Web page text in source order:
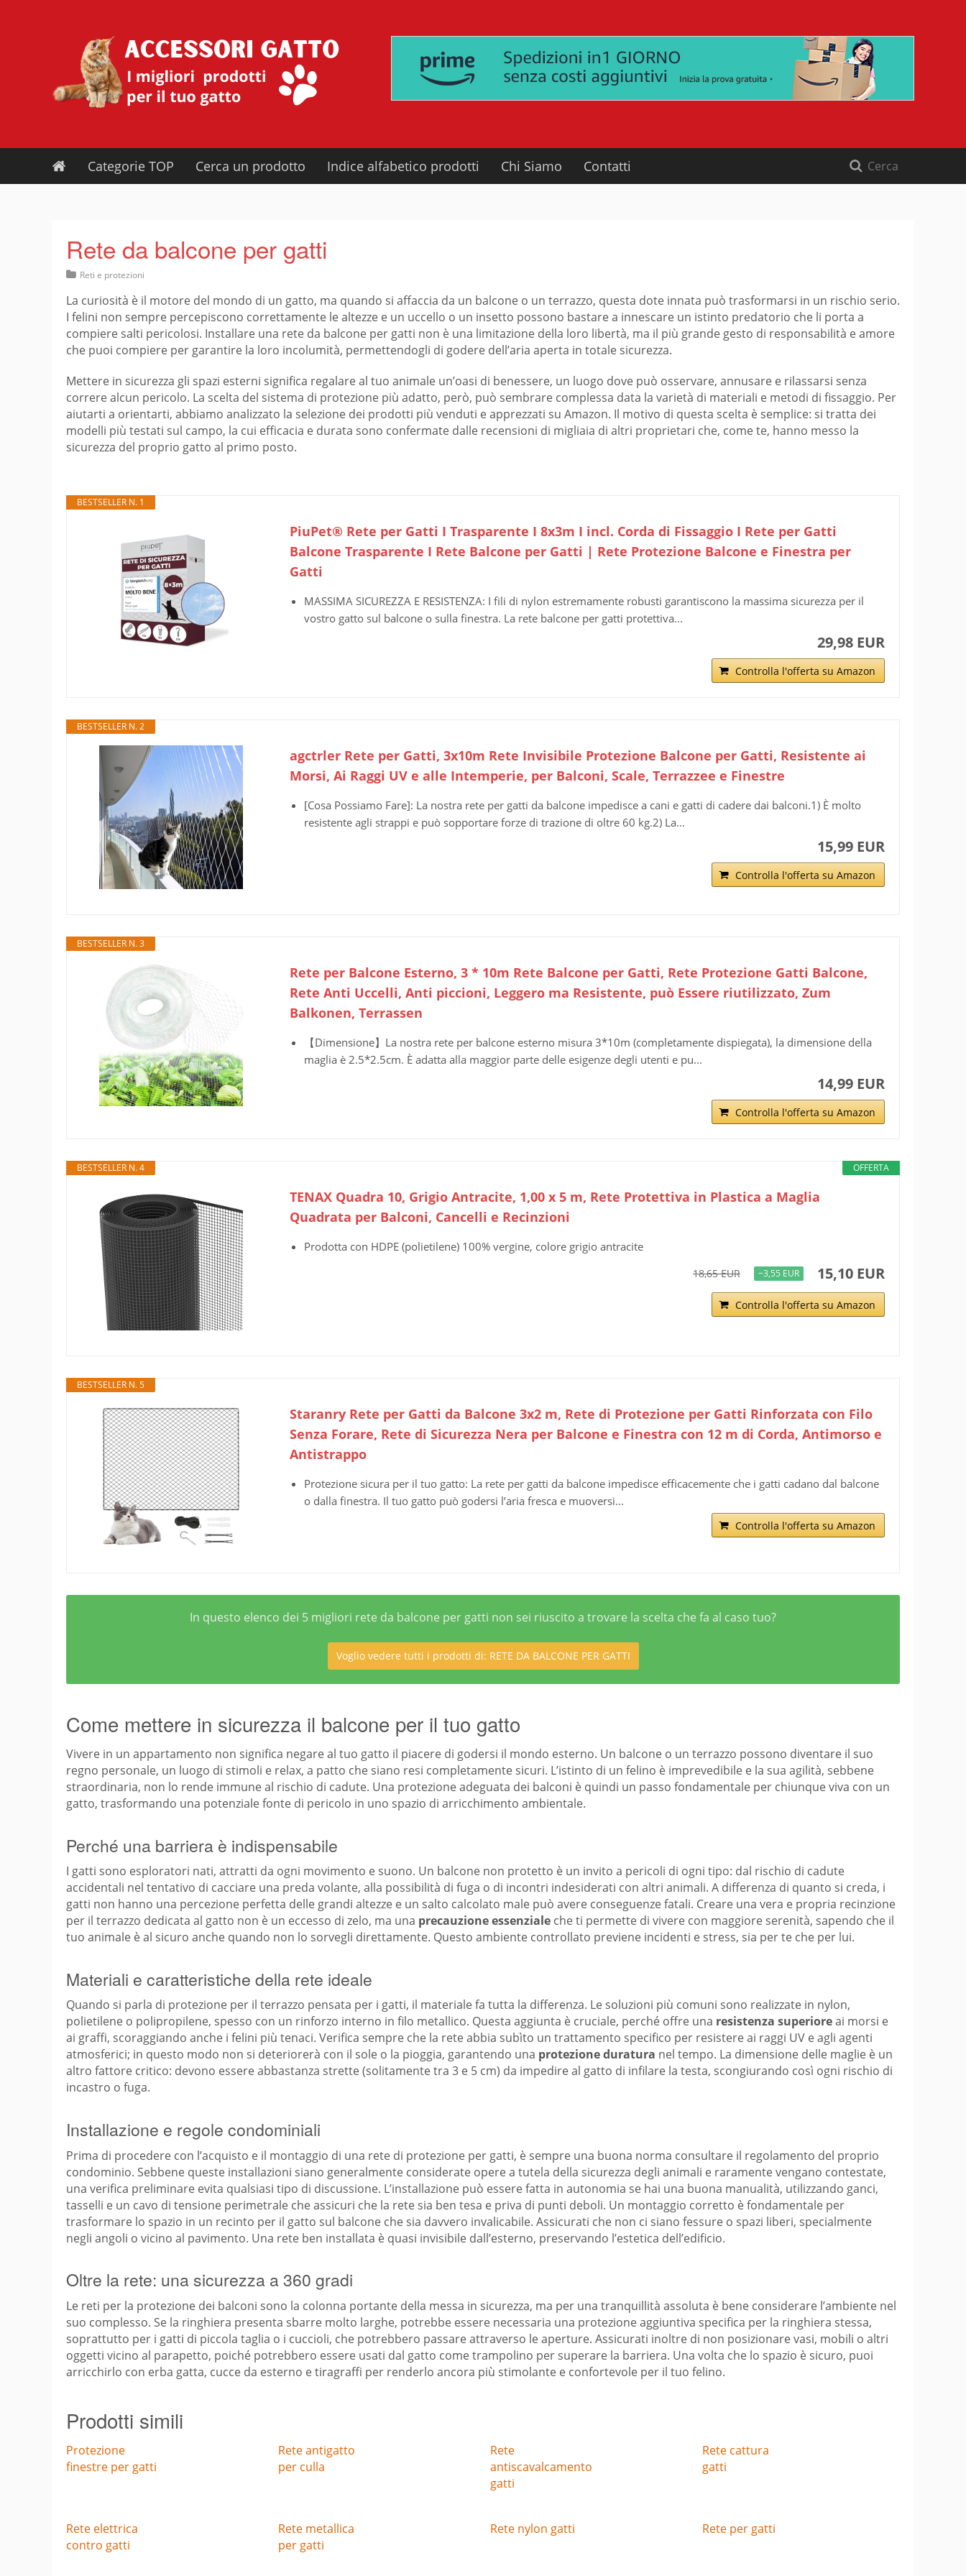
Categorie TOP Cerca un prodotto Indice alfabetico prodotti Chi Siamo Contatti
Rete da balcone per gatti
Reti e protezioni
La curiosità è il motore del mondo di un gatto, ma quando si affaccia da un balcone o un terrazzo, questa dote innata può trasformarsi in un rischio serio.
I felini non sempre percepiscono correttamente le altezze e un uccello o un insetto possono bastare a innescare un istinto predatorio che li porta a
compiere salti pericolosi. Installare una rete da balcone per gatti non è una limitazione della loro libertà, ma il più grande gesto di responsabilità e amore
che puoi compiere per garantire la loro incolumità, permettendogli di godere dell’aria aperta in totale sicurezza.
Mettere in sicurezza gli spazi esterni significa regalare al tuo animale un’oasi di benessere, un luogo dove può osservare, annusare e rilassarsi senza
correre alcun pericolo. La scelta del sistema di protezione più adatto, però, può sembrare complessa data la varietà di materiali e metodi di fissaggio. Per
aiutarti a orientarti, abbiamo analizzato la selezione dei prodotti più venduti e apprezzati su Amazon. Il motivo di questa scelta è semplice: si tratta dei
modelli più testati sul campo, la cui efficacia e durata sono confermate dalle recensioni di migliaia di altri proprietari che, come te, hanno messo la
sicurezza del proprio gatto al primo posto.
BESTSELLER N. 1
PiuPet® Rete per Gatti I Trasparente I 8x3m I incl. Corda di Fissaggio I Rete per Gatti
Balcone Trasparente I Rete Balcone per Gatti | Rete Protezione Balcone e Finestra per
Gatti
MASSIMA SICUREZZA E RESISTENZA: I fili di nylon estremamente robusti garantiscono la massima sicurezza per il
vostro gatto sul balcone o sulla finestra. La rete balcone per gatti protettiva...
29,98 EUR
Controlla l'offerta su Amazon
BESTSELLER N. 2
agctrler Rete per Gatti, 3x10m Rete Invisibile Protezione Balcone per Gatti, Resistente ai
Morsi, Ai Raggi UV e alle Intemperie, per Balconi, Scale, Terrazzee e Finestre
[Cosa Possiamo Fare]: La nostra rete per gatti da balcone impedisce a cani e gatti di cadere dai balconi.1) È molto
resistente agli strappi e può sopportare forze di trazione di oltre 60 kg.2) La...
15,99 EUR
Controlla l'offerta su Amazon
BESTSELLER N. 3
Rete per Balcone Esterno, 3 * 10m Rete Balcone per Gatti, Rete Protezione Gatti Balcone,
Rete Anti Uccelli, Anti piccioni, Leggero ma Resistente, può Essere riutilizzato, Zum
Balkonen, ​Terrassen
【Dimensione】La nostra rete per balcone esterno misura 3*10m (completamente dispiegata), la dimensione della
maglia è 2.5*2.5cm. È adatta alla maggior parte delle esigenze degli utenti e pu...
14,99 EUR
Controlla l'offerta su Amazon
OFFERTA
BESTSELLER N. 4
TENAX Quadra 10, Grigio Antracite, 1,00 x 5 m, Rete Protettiva in Plastica a Maglia
Quadrata per Balconi, Cancelli e Recinzioni
Prodotta con HDPE (polietilene) 100% vergine, colore grigio antracite
18,65 EUR −3,55 EUR 15,10 EUR
Controlla l'offerta su Amazon
BESTSELLER N. 5
Staranry Rete per Gatti da Balcone 3x2 m, Rete di Protezione per Gatti Rinforzata con Filo
Senza Forare, Rete di Sicurezza Nera per Balcone e Finestra con 12 m di Corda, Antimorso e
Antistrappo
Protezione sicura per il tuo gatto: La rete per gatti da balcone impedisce efficacemente che i gatti cadano dal balcone
o dalla finestra. Il tuo gatto può godersi l’aria fresca e muoversi...
Controlla l'offerta su Amazon
In questo elenco dei 5 migliori rete da balcone per gatti non sei riuscito a trovare la scelta che fa al caso tuo?
Voglio vedere tutti i prodotti di: RETE DA BALCONE PER GATTI
Come mettere in sicurezza il balcone per il tuo gatto
Vivere in un appartamento non significa negare al tuo gatto il piacere di godersi il mondo esterno. Un balcone o un terrazzo possono diventare il suo
regno personale, un luogo di stimoli e relax, a patto che siano resi completamente sicuri. L’istinto di un felino è imprevedibile e la sua agilità, sebbene
straordinaria, non lo rende immune al rischio di cadute. Una protezione adeguata dei balconi è quindi un passo fondamentale per chiunque viva con un
gatto, trasformando una potenziale fonte di pericolo in uno spazio di arricchimento ambientale.
Perché una barriera è indispensabile
I gatti sono esploratori nati, attratti da ogni movimento e suono. Un balcone non protetto è un invito a pericoli di ogni tipo: dal rischio di cadute
accidentali nel tentativo di cacciare una preda volante, alla possibilità di fuga o di incontri indesiderati con altri animali. A differenza di quanto si creda, i
gatti non hanno una percezione perfetta delle grandi altezze e un salto calcolato male può avere conseguenze fatali. Creare una vera e propria recinzione
per il terrazzo dedicata al gatto non è un eccesso di zelo, ma una precauzione essenziale che ti permette di vivere con maggiore serenità, sapendo che il
tuo animale è al sicuro anche quando non lo sorvegli direttamente. Questo ambiente controllato previene incidenti e stress, sia per te che per lui.
Materiali e caratteristiche della rete ideale
Quando si parla di protezione per il terrazzo pensata per i gatti, il materiale fa tutta la differenza. Le soluzioni più comuni sono realizzate in nylon,
polietilene o polipropilene, spesso con un rinforzo interno in filo metallico. Questa aggiunta è cruciale, perché offre una resistenza superioreai morsi e
ai graffi, scoraggiando anche i felini più tenaci. Verifica sempre che la rete abbia subìto un trattamento specifico per resistere ai raggi UV e agli agenti
atmosferici; in questo modo non si deteriorerà con il sole o la pioggia, garantendo una protezione duratura nel tempo. La dimensione delle maglie è un
altro fattore critico: devono essere abbastanza strette (solitamente tra 3 e 5 cm) da impedire al gatto di infilare la testa, scongiurando così ogni rischio di
incastro o fuga.
Installazione e regole condominiali
Prima di procedere con l’acquisto e il montaggio di una rete di protezione per gatti, è sempre una buona norma consultare il regolamento del proprio
condominio. Sebbene queste installazioni siano generalmente considerate opere a tutela della sicurezza degli animali e raramente vengano contestate,
una verifica preliminare evita qualsiasi tipo di discussione. L’installazione può essere fatta in autonomia se hai una buona manualità, utilizzando ganci,
tasselli e un cavo di tensione perimetrale che assicuri che la rete sia ben tesa e priva di punti deboli. Un montaggio corretto è fondamentale per
trasformare lo spazio in un recinto per il gatto sul balcone che sia davvero invalicabile. Assicurati che non ci siano fessure o spazi liberi, specialmente
negli angoli o vicino al pavimento. Una rete ben installata è quasi invisibile dall’esterno, preservando l’estetica dell’edificio.
Oltre la rete: una sicurezza a 360 gradi
Le reti per la protezione dei balconi sono la colonna portante della messa in sicurezza, ma per una tranquillità assoluta è bene considerare l’ambiente nel
suo complesso. Se la ringhiera presenta sbarre molto larghe, potrebbe essere necessaria una protezione aggiuntiva specifica per la ringhiera stessa,
soprattutto per i gatti di piccola taglia o i cuccioli, che potrebbero passare attraverso le aperture. Assicurati inoltre di non posizionare vasi, mobili o altri
oggetti vicino al parapetto, poiché potrebbero essere usati dal gatto come trampolino per superare la barriera. Una volta che lo spazio è sicuro, puoi
arricchirlo con erba gatta, cucce da esterno e tiragraffi per renderlo ancora più stimolante e confortevole per il tuo felino.
Prodotti simili
Protezione
finestre per gatti
Rete antigatto
per culla
Rete
antiscavalcamento
gatti
Rete cattura
gatti
Rete elettrica
contro gatti
Rete metallica
per gatti
Rete nylon gatti Rete per gatti